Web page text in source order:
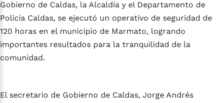
Gobierno de Caldas, la Alcaldía y el Departamento de
Policía Caldas, se ejecutó un operativo de seguridad de
120 horas en el municipio de Marmato, logrando
importantes resultados para la tranquilidad de la
comunidad.
El secretario de Gobierno de Caldas, Jorge Andrés